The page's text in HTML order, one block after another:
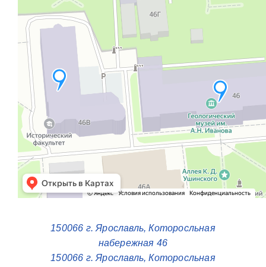
150066 г. Ярославль, Которосльная
набережная 46
150066 г. Ярославль, Которосльная